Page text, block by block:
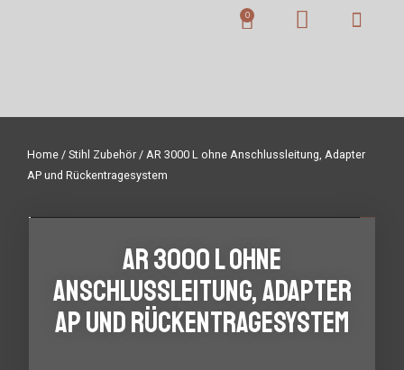
Home / Stihl Zubehör / AR 3000 L ohne Anschlussleitung, Adapter
AP und Rückentragesystem
AR 3000 L ohne
Anschlussleitung, Adapter
AP und Rückentragesystem